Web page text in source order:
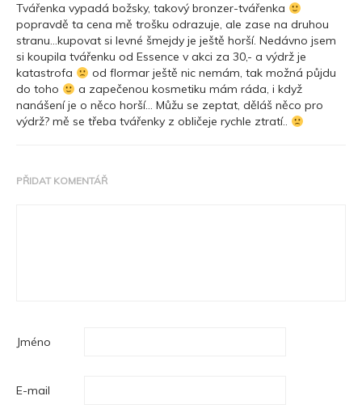
Tvářenka vypadá božsky, takový bronzer-tvářenka
popravdě ta cena mě trošku odrazuje, ale zase na druhou
stranu…kupovat si levné šmejdy je ještě horší. Nedávno jsem
si koupila tvářenku od Essence v akci za 30,- a výdrž je
katastrofa
od flormar ještě nic nemám, tak možná půjdu
do toho
a zapečenou kosmetiku mám ráda, i když
nanášení je o něco horší… Můžu se zeptat, děláš něco pro
výdrž? mě se třeba tvářenky z obličeje rychle ztratí..
PŘIDAT KOMENTÁŘ
Jméno
E-mail